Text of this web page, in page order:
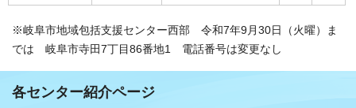
※岐阜市地域包括支援センター西部 令和7年9月30日（火曜）ま
では 岐阜市寺田7丁目86番地1 電話番号は変更なし
各センター紹介ページ